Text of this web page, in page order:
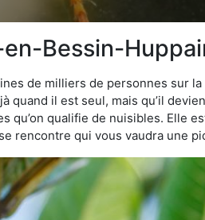
Bessin-
de milliers de personnes sur
quand il est seul, mais qu’il
qualifie de nuisibles. Elle
rencontre qui vous vaudra une